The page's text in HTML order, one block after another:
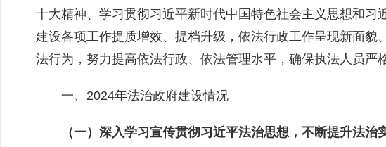
十大精神、 学习贯彻习近平新时代中国特色社会主 义思想和习
建设各项工作提质增效、提档升级，依法行政工作呈现新面
法行为，努力提高依法行政、依法管理水平，确保执法人员严
一、2024年法治政府建设情况
（一） 深入学习宣传贯彻习近平法治思想，不断提升法治